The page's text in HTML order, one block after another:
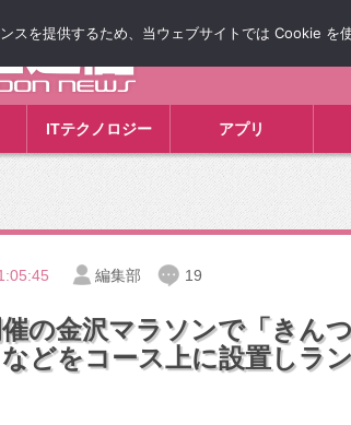
ITテクノロジー アプリ
編集部 19
の金沢マラソンで「きん
どをコース上に設置しラ
スを提供するため、当ウェブサイトでは Cookie